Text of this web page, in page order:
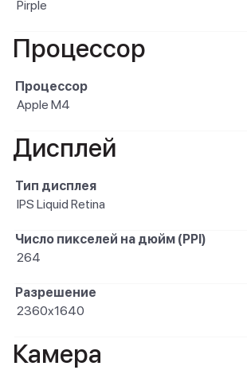
Pirple
Процессор
Процессор
Apple M4
Дисплей
Тип дисплея
IPS Liquid Retina
Число пикселей на дюйм (PPI)
264
Разрешение
2360x1640
Камера